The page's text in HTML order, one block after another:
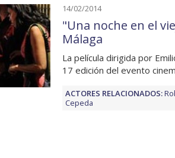
14/02/2014
"Una noche en el
Málaga
La película dirigida por
17 edición del evento
ACTORES RELACIONADOS:
Cepeda